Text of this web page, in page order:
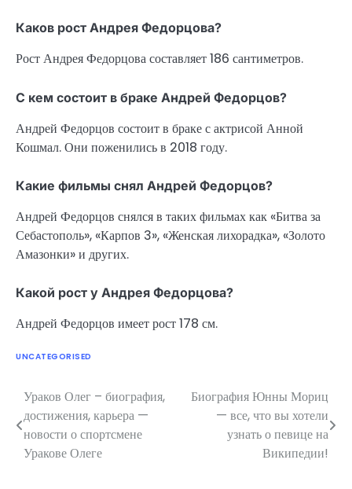
Каков рост Андрея Федорцова?
Рост Андрея Федорцова составляет 186 сантиметров.
С кем состоит в браке Андрей Федорцов?
Андрей Федорцов состоит в браке с актрисой Анной
Кошмал. Они поженились в 2018 году.
Какие фильмы снял Андрей Федорцов?
Андрей Федорцов снялся в таких фильмах как «Битва за
Себастополь», «Карпов 3», «Женская лихорадка», «Золото
Амазонки» и других.
Какой рост у Андрея Федорцова?
Андрей Федорцов имеет рост 178 см.
UNCATEGORISED
Навигация
по
записям
Ураков Олег – биография,
достижения, карьера —
новости о спортсмене
Уракове Олеге
Биография Юнны Мориц
— все, что вы хотели
узнать о певице на
Википедии!